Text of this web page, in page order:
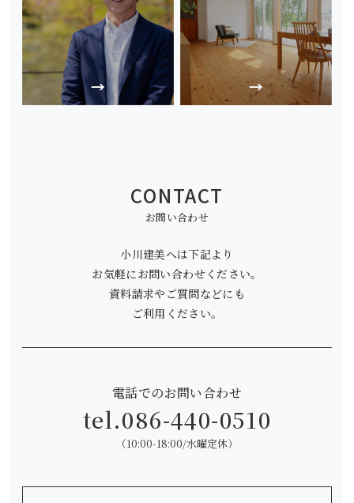
CONTACT
お問い合わせ
小川建美へは下記より
お気軽にお問い合わせください。
資料請求やご質問などにも
ご利用ください。
電話でのお問い合わせ
tel.086-440-0510
（10:00-18:00/水曜定休）